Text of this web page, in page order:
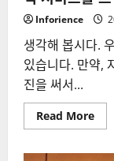
Inforience
생각해 봅시다.
있습니다. 만약,
진을 써서...
Read MoreRead